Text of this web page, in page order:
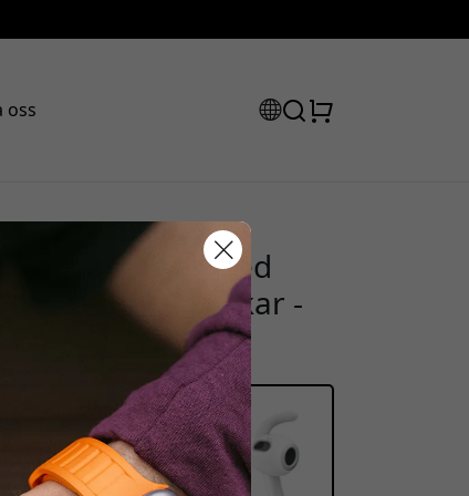
oss
för AirPods 3 med
och 3 storlekar -
för att få 15% rabatt.